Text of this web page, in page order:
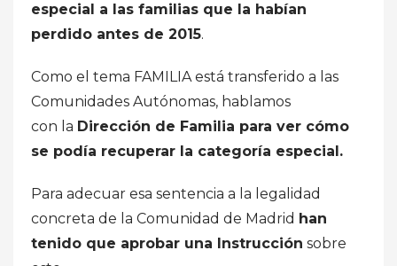
especial a las familias que la habían
perdido antes de 2015.
Como el tema FAMILIA está transferido a las
Comunidades Autónomas, hablamos
con la Dirección de Familia para ver cómo
se podía recuperar la categoría especial.
Para adecuar esa sentencia a la legalidad
concreta de la Comunidad de Madrid han
tenido que aprobar una Instrucción sobre